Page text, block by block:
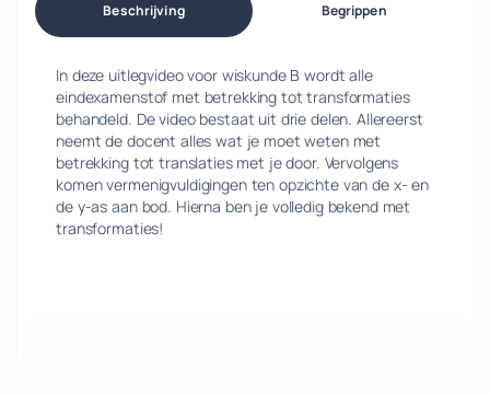
Beschrijving Begrippen
In deze uitlegvideo voor wiskunde B wordt alle
eindexamenstof met betrekking tot transformaties
behandeld. De video bestaat uit drie delen. Allereerst
neemt de docent alles wat je moet weten met
betrekking tot translaties met je door. Vervolgens
komen vermenigvuldigingen ten opzichte van de x- en
de y-as aan bod. Hierna ben je volledig bekend met
transformaties!